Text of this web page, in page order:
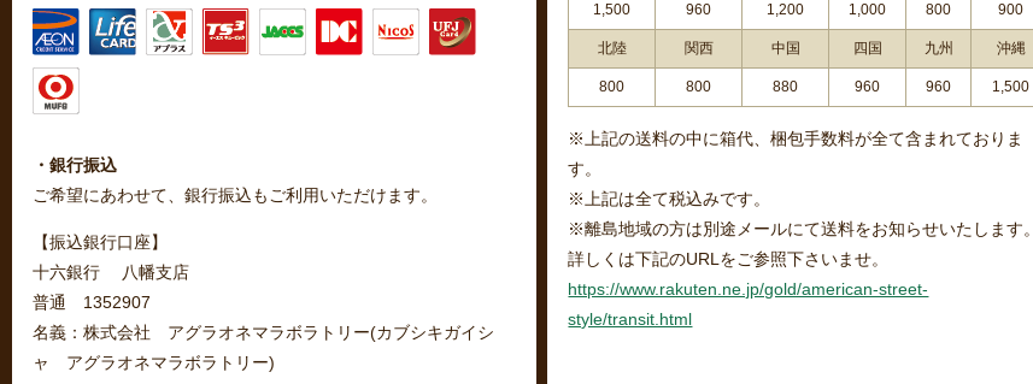
・銀行振込
ご希望にあわせて、銀行振込もご利用いただけます。
【振込銀行口座】
十六銀行 八幡支店
普通 1352907
名義：株式会社 アグラオネマラボラトリー(カブシキガイシ
ャ アグラオネマラボラトリー)
1,500 960 1,200 1,000 800 900
北陸 関西 中国 四国 九州 沖縄
800 800 880 960 960 1,500
※上記の送料の中に箱代、梱包手数料が全て含まれておりま
す。
※上記は全て税込みです。
※離島地域の方は別途メールにて送料をお知らせいたします。
詳しくは下記のURLをご参照下さいませ。
https://www.rakuten.ne.jp/gold/american-street-
style/transit.html